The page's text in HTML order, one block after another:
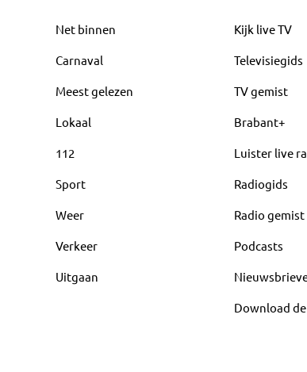
Net binnen
Carnaval
Meest gelezen
Lokaal
112
Sport
Weer
Verkeer
Uitgaan
Kijk live TV
Televisiegids
TV gemist
Brabant+
Luister live
Radiogids
Radio gemist
Podcasts
Download